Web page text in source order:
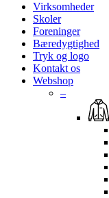
Virksomheder
Skoler
Foreninger
Bæredygtighed
Tryk og logo
Kontakt os
Webshop
–